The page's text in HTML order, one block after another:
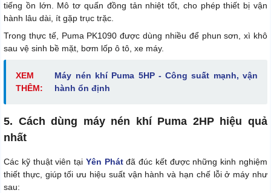
tiếng ồn lớn. Mô tơ quấn đồng tản nhiệt tốt, cho phép thiết bị vận
hành lâu dài, ít gặp trục trặc.
Trong thực tế, Puma PK1090 được dùng nhiều để phun sơn, xì khô
sau vệ sinh bề mặt, bơm lốp ô tô, xe máy.
XEM
THÊM:
Máy nén khí Puma 5HP - Công suất mạnh, vận
hành ổn định
5. Cách dùng máy nén khí Puma 2HP hiệu quả
nhất
Các kỹ thuật viên tại Yên Phátđã đúc kết được những kinh nghiệm
thiết thực, giúp tối ưu hiệu suất vận hành và hạn chế lỗi ở máy như
sau: